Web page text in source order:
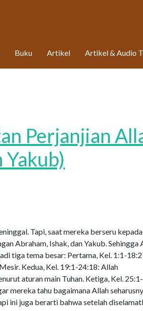
Buku Artikel Artikel & Audio
Perjanjian
Yakub)
Tapi, saat mereka berseru kepada
Abraham, Ishak, dan Yakub. Sehingga
tiga tema besar: Pertama, Kel. 1:1-
Kedua, Kel. 19:1-24:18: Allah
aturan main Tuhan. Ketiga, Kel. 25:1-
mereka tahu bagaimana Allah
ini juga berarti bahwa setelah